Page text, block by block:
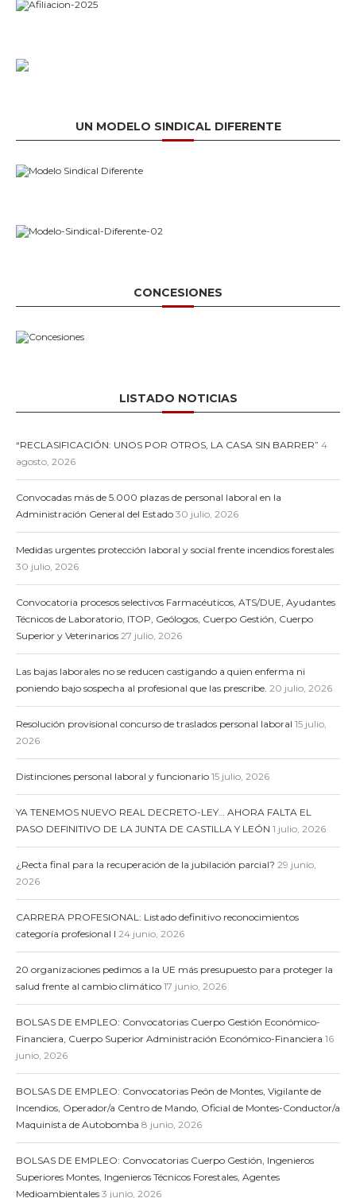
UN MODELO SINDICAL DIFERENTE
CONCESIONES
LISTADO NOTICIAS
“RECLASIFICACIÓN: UNOS POR OTROS, LA CASA SIN BARRER” 4
agosto, 2026
Convocadas más de 5.000 plazas de personal laboral en la
Administración General del Estado 30 julio, 2026
Medidas urgentes protección laboral y social frente incendios forestales
30 julio, 2026
Convocatoria procesos selectivos Farmacéuticos, ATS/DUE, Ayudantes
Técnicos de Laboratorio, ITOP, Geólogos, Cuerpo Gestión, Cuerpo
Superior y Veterinarios 27 julio, 2026
Las bajas laborales no se reducen castigando a quien enferma ni
poniendo bajo sospecha al profesional que las prescribe. 20 julio, 2026
Resolución provisional concurso de traslados personal laboral 15 julio,
2026
Distinciones personal laboral y funcionario 15 julio, 2026
YA TENEMOS NUEVO REAL DECRETO-LEY… AHORA FALTA EL
PASO DEFINITIVO DE LA JUNTA DE CASTILLA Y LEÓN 1 julio, 2026
¿Recta final para la recuperación de la jubilación parcial? 29 junio,
2026
CARRERA PROFESIONAL: Listado definitivo reconocimientos
categoría profesional I 24 junio, 2026
20 organizaciones pedimos a la UE más presupuesto para proteger la
salud frente al cambio climático 17 junio, 2026
BOLSAS DE EMPLEO: Convocatorias Cuerpo Gestión Económico-
Financiera, Cuerpo Superior Administración Económico-Financiera 16
junio, 2026
BOLSAS DE EMPLEO: Convocatorias Peón de Montes, Vigilante de
Incendios, Operador/a Centro de Mando, Oficial de Montes-Conductor/a
Maquinista de Autobomba 8 junio, 2026
BOLSAS DE EMPLEO: Convocatorias Cuerpo Gestión, Ingenieros
Superiores Montes, Ingenieros Técnicos Forestales, Agentes
Medioambientales 3 junio, 2026